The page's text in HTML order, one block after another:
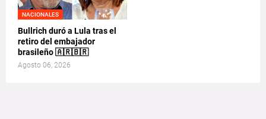
NACIONALES
Bullrich duró a Lula tras el
retiro del embajador
brasileño 🇦🇷🇧🇷
Agosto 06, 2026